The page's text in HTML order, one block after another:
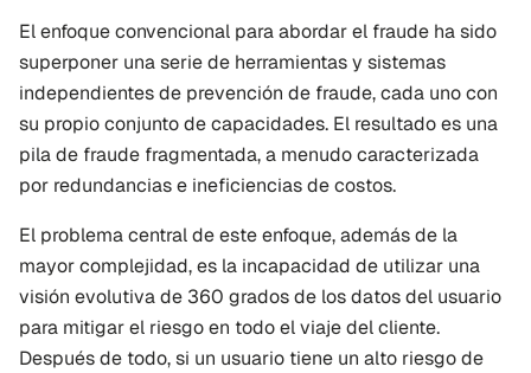
El enfoque convencional para abordar el fraude ha sido
superponer una serie de herramientas y sistemas
independientes de prevención de fraude, cada uno con
su propio conjunto de capacidades. El resultado es una
pila de fraude fragmentada, a menudo caracterizada
por redundancias e ineficiencias de costos.
El problema central de este enfoque, además de la
mayor complejidad, es la incapacidad de utilizar una
visión evolutiva de 360 grados de los datos del usuario
para mitigar el riesgo en todo el viaje del cliente.
Después de todo, si un usuario tiene un alto riesgo de